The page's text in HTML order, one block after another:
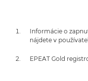
Informácie o
nájdete v
EPEAT Gold